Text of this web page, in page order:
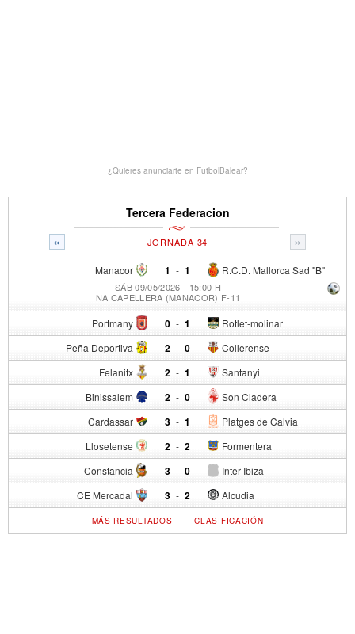
¿Quieres anunciarte en FutbolBalear?
Tercera Federacion
« »
JORNADA 34
Manacor 1 - R.C.D. Mallorca Sad "B"
1
SÁB 09/05/2026 - 15:00 H
NA CAPELLERA (MANACOR) F-11
Portmany 0 - Rotlet-molinar
1
Peña Deportiva 2 - Collerense
0
Felanitx 2 - Santanyi
1
Binissalem 2 - Son Cladera
0
Cardassar 3 - Platges de Calvia
1
Llosetense 2 - Formentera
2
Constancia 3 - Inter Ibiza
0
CE Mercadal 3 - Alcudia
2
MÁS RESULTADOS -CLASIFICACIÓN